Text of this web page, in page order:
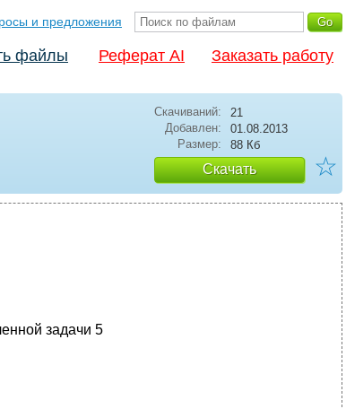
и предложения
файлы Реферат AI Заказать работу
Скачиваний:
21
Добавлен:
01.08.2013
Размер:
88 Кб
Скачать ☆
задачи 5